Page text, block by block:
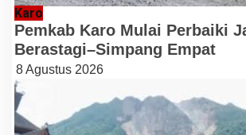
Karo
Pemkab Karo Mulai Perbaiki
Berastagi–Simpang Empat
8 Agustus 2026